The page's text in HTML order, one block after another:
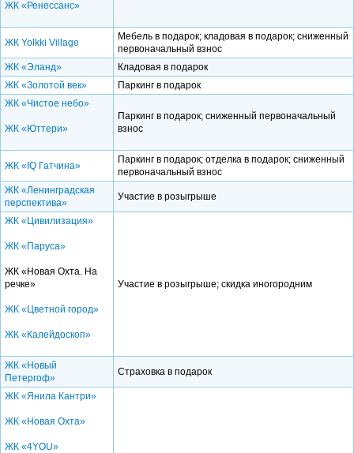
ЖК «Ренессанс»
ЖК Yolkki Village
Мебель в подарок; кладовая в подарок; сниженный
первоначальный взнос
ЖК «Эланд»
Кладовая в подарок
ЖК «Золотой век»
Паркинг в подарок
ЖК «Чистое небо»
ЖК «Юттери»
Паркинг в подарок; сниженный первоначальный
взнос
ЖК «IQ Гатчина»
Паркинг в подарок; отделка в подарок; сниженный
первоначальный взнос
ЖК «Ленинградская
перспектива»
Участие в розыгрыше
ЖК «Цивилизация»
ЖК «Паруса»
ЖК «Новая Охта. На
речке»
ЖК «Цветной город»
ЖК «Калейдоскоп»
Участие в розыгрыше; скидка иногородним
ЖК «Новый
Петергоф»
Страховка в подарок
ЖК «Янила Кантри»
ЖК «Новая Охта»
ЖК «4YOU»